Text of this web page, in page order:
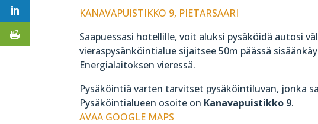
KANAVAPUISTIKKO 9, PIETARSAARI
Saapuessasi hotellille, voit aluksi pysäköidä autosi
vieraspysänköintialue sijaitsee 50m päässä
Energialaitoksen vieressä.
Pysäköintiä varten tarvitset pysäköintiluvan, jonka
Pysäköintialueen osoite on Kanavapuistikko 9.
AVAA GOOGLE MAPS